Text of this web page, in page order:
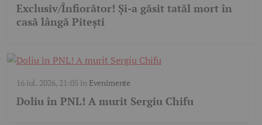
Exclusiv/Înfiorător! Și-a găsit tatăl mort în
casă lângă Pitești
16 iul. 2026, 21:05 în Evenimente
Doliu în PNL! A murit Sergiu Chifu